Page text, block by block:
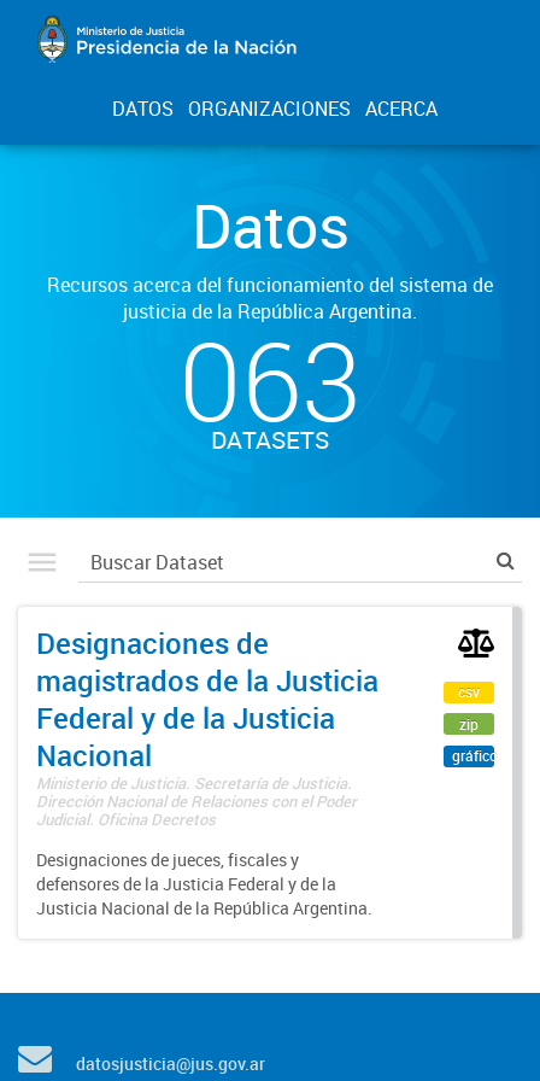
DATOS ORGANIZACIONES ACERCA
Datos
Recursos acerca del funcionamiento del sistema de
justicia de la República Argentina.
063
DATASETS
Designaciones de
magistrados de la Justicia
Federal y de la Justicia
Nacional
Ministerio de Justicia. Secretaría de Justicia.
Dirección Nacional de Relaciones con el Poder
Judicial. Oficina Decretos
Designaciones de jueces, fiscales y
defensores de la Justicia Federal y de la
Justicia Nacional de la República Argentina.
csv
zip
gráfico
datosjusticia@jus.gov.ar